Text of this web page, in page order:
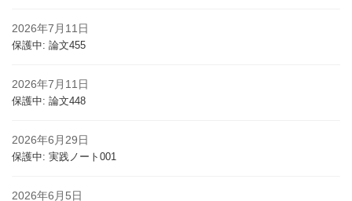
2026年7月11日
保護中: 論文455
2026年7月11日
保護中: 論文448
2026年6月29日
保護中: 実践ノート001
2026年6月5日